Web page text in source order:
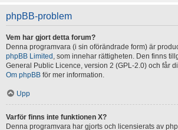
phpBB-problem
Vem har gjort detta forum?
Denna programvara (i sin oförändrade form) är
phpBB Limited , som innehar rättigheten. Den finns
General Public Licence, version 2 (GPL-2.0) och får
Om phpBB för mer information.
Upp
Varför finns inte funktionen X?
Denna programvara har gjorts och licensierats av